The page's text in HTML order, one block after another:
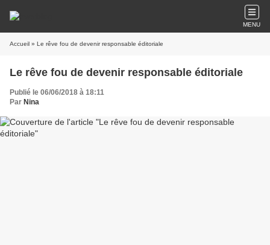
MENU
Accueil » Le rêve fou de devenir responsable éditoriale
Le rêve fou de devenir responsable éditoriale
Publié le 06/06/2018 à 18:11
Par Nina